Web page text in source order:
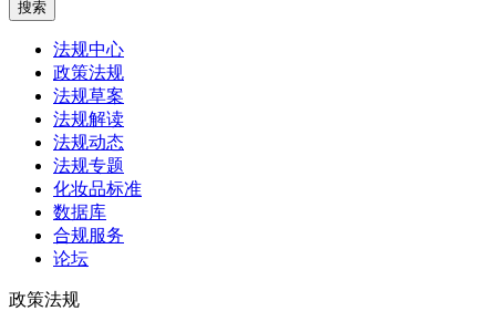
法规中心
政策法规
法规草案
法规解读
法规动态
法规专题
化妆品标准
数据库
合规服务
论坛
政策法规